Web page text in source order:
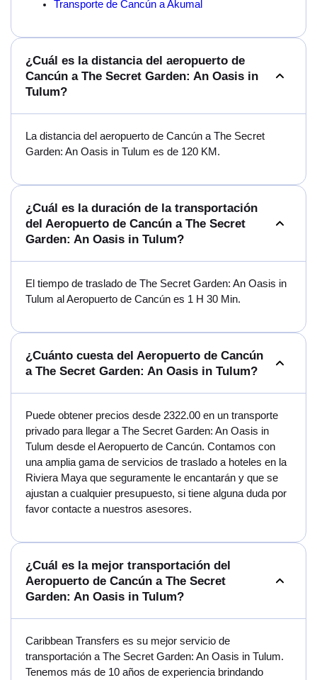
Transporte de Cancún a Akumal
¿Cuál es la distancia del aeropuerto de
Cancún a The Secret Garden: An Oasis in
Tulum?
La distancia del aeropuerto de Cancún a The Secret
Garden: An Oasis in Tulum es de 120 KM.
¿Cuál es la duración de la transportación
del Aeropuerto de Cancún a The Secret
Garden: An Oasis in Tulum?
El tiempo de traslado de The Secret Garden: An Oasis in
Tulum al Aeropuerto de Cancún es 1 H 30 Min.
¿Cuánto cuesta del Aeropuerto de Cancún
a The Secret Garden: An Oasis in Tulum?
Puede obtener precios desde 2322.00 en un transporte
privado para llegar a The Secret Garden: An Oasis in
Tulum desde el Aeropuerto de Cancún. Contamos con
una amplia gama de servicios de traslado a hoteles en la
Riviera Maya que seguramente le encantarán y que se
ajustan a cualquier presupuesto, si tiene alguna duda por
favor contacte a nuestros asesores.
¿Cuál es la mejor transportación del
Aeropuerto de Cancún a The Secret
Garden: An Oasis in Tulum?
Caribbean Transfers es su mejor servicio de
transportación a The Secret Garden: An Oasis in Tulum.
Tenemos más de 10 años de experiencia brindando